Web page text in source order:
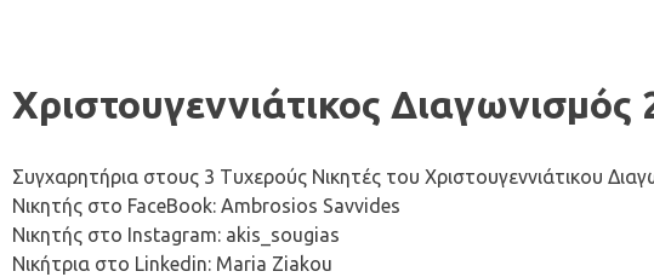
Χριστουγεννιάτικος Διαγωνισμός
Συγχαρητήρια στους 3 Tυχερούς Nικητές του Χριστουγεννιάτικου
Νικητής στο FaceBook: Ambrosios Savvides
Νικητής στο Instagram: akis_sougias
Νικήτρια στο Linkedin: Maria Ziakou